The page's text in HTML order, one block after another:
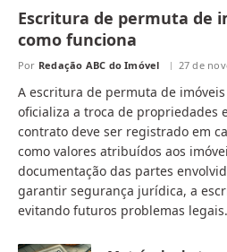
Escritura de permuta de
como funciona
Por Redação ABC do Imóvel 27 de
A escritura de permuta de
oficializa a troca de propriedades
contrato deve ser registrado em
como valores atribuídos aos
documentação das partes
garantir segurança jurídica, a
evitando futuros problemas legais.